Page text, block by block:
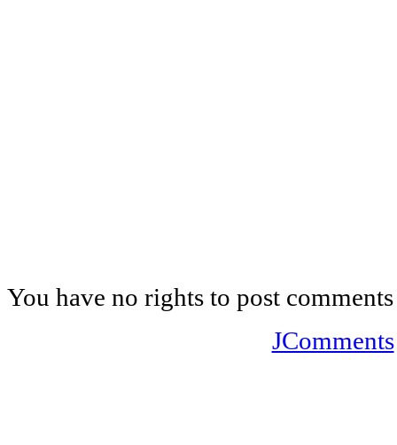
You have no rights to post comments
JComments